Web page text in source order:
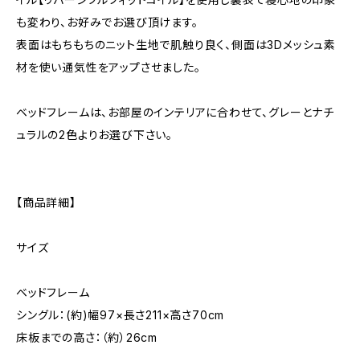
も変わり、お好みでお選び頂けます。
表面はもちもちのニット生地で肌触り良く、側面は3Dメッシュ素
材を使い通気性をアップさせました。
ベッドフレームは、お部屋のインテリアに合わせて、グレーとナチ
ュラルの2色よりお選び下さい。
【商品詳細】
サイズ
ベッドフレーム
シングル：(約)幅97×長さ211×高さ70cm
床板までの高さ：（約）26cm